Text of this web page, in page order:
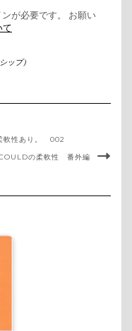
が必要です。 お願い
て
ップ）
軟性あり。 002
の柔軟性 番外編